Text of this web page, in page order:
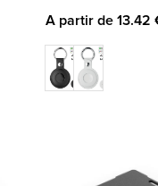
A partir de 13.42